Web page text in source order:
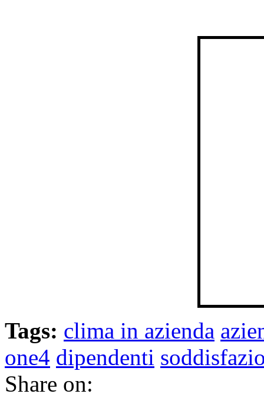
Tags: clima in azienda
one4 dipendenti
Share on: